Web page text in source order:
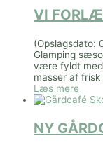
VI
(Opslagsdato:
Glamping
være fyldt
masser af
Læs mere
NY